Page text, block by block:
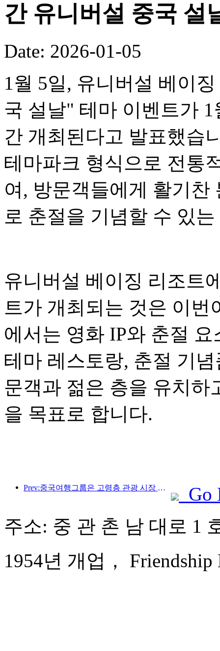
간 유니버설 중국 설
Date: 2026-01-05
1월 5일, 유니버설 베이
국 설날" 테마 이벤트가
간 개최된다고 발표했습
테마파크 형식으로 전통
여, 방문객들에게 활기찬
로 춘절을 기념할 수 있
유니버설 베이징 리조트
트가 개최되는 것은 이
에서는 영화 IP와 춘절
테마 레스토랑, 춘절 기
문객과 젊은 층을 유치하
을 목표로 합니다.
Prev:중국여행그룹은 고령층 관광 시장 진출을 위해 '차이나 트래블 굿 타임즈(China Travel Good Times)' 브랜드를 론칭했다.
Go
주소: 중 관 촌 남 대로 1
1954년 개업，